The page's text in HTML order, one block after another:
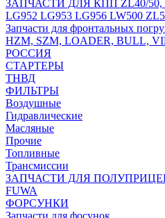
ЗАПЧАСТИ ДЛЯ КПП ZL40/50,
LG952 LG953 LG956 LW500
Запчасти для фронтальных
HZM, SZM, LOADER, BULL,
РОССИЯ
СТАРТЕРЫ
ТНВД
ФИЛЬТРЫ
Воздушные
Гидравлические
Масляные
Прочие
Топливные
Трансмиссии
ЗАПЧАСТИ ДЛЯ
FUWA
ФОРСУНКИ
Запчасти для фосунок